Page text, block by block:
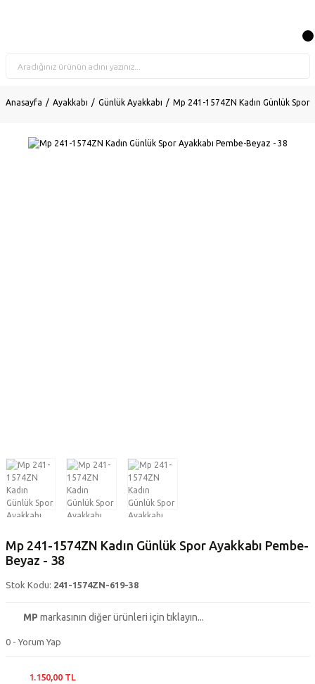
Anasayfa Ayakkabı Günlük Ayakkabı Mp 241-1574ZN Kadın Günlük Spor
Mp 241-1574ZN Kadın Günlük Spor Ayakkabı Pembe-
Beyaz - 38
Stok Kodu: 241-1574ZN-619-38
MP markasının diğer ürünleri için tıklayın...
0 - Yorum Yap
1.150,00 TL